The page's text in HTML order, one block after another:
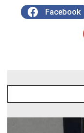
Facebook